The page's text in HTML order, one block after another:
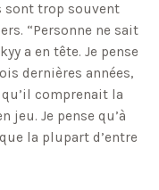
trop souvent
“Personne ne sait
a en tête. Je pense
dernières années,
comprenait la
jeu. Je pense qu’à
la plupart d’entre